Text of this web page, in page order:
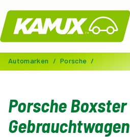
Kamux
Automarken / Porsche /
Porsche Boxster
Gebrauchtwagen